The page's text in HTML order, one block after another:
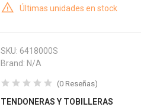
Últimas unidades en stock
SKU: 6418000S
Brand: N/A
(0 Reseñas)
TENDONERAS Y TOBILLERAS